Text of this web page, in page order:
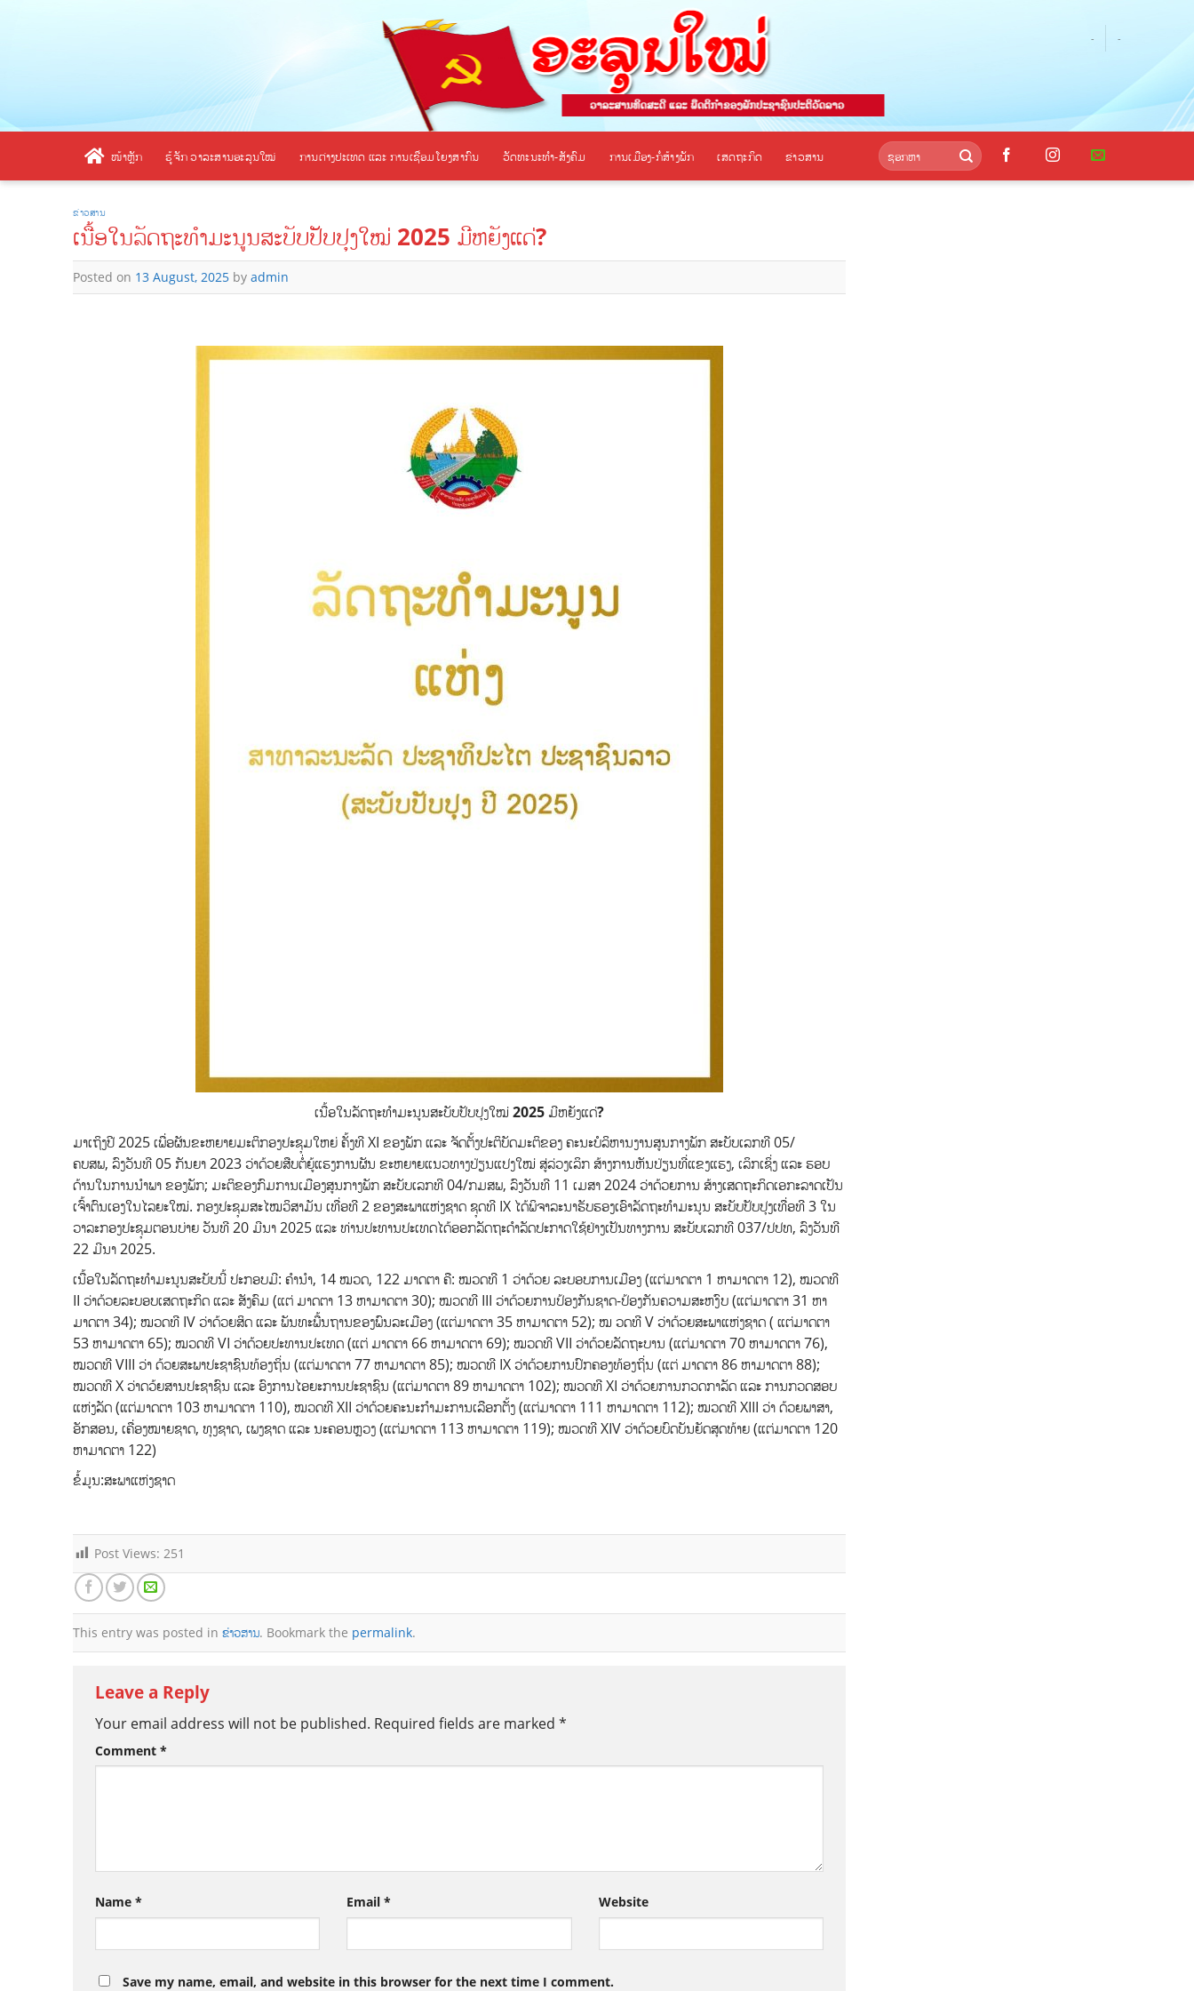
- -
ໜ້າຫຼັກ ຮູ້ຈັກ ວາລະສານອະລຸນໃໝ່ ການຕ່າງປະເທດ ແລະ ການເຊື່ອມໂຍງສາກົນ ວັດທະນະທຳ-ສັງຄົມ ການເມືອງ-ກໍ່ສ້າງພັກ ເສດຖະກິດ ຂ່າວສານ
ຂ່າວສານ
ເນື້ອໃນລັດຖະທຳມະນູນສະບັບປັບປຸງໃໝ່ 2025 ມີຫຍັງແດ່?
Posted on 13 August, 2025 by admin
ເນື້ອໃນລັດຖະທຳມະນູນສະບັບປັບປຸງໃໝ່ 2025 ມີຫຍັງແດ່?
ມາເຖິງປີ 2025 ເພື່ອຜັນຂະຫຍາຍມະຕິກອງປະຊຸມໃຫຍ່ ຄັ້ງທີ XI ຂອງພັກ ແລະ ຈັດຕັ້ງປະຕິບັດມະຕິຂອງ ຄະນະບໍລິຫານງານສູນກາງພັກ ສະບັບເລກທີ 05/
ຄບສພ, ລົງວັນທີ 05 ກັນຍາ 2023 ວ່າດ້ວຍສືບຕໍ່ຍູ້ແຮງການຜັນ ຂະຫຍາຍແນວທາງປ່ຽນແປງໃໝ່ ສູ່ລ່ວງເລິກ ສ້າງການຫັນປ່ຽນທີ່ແຂງແຮງ, ເລິກເຊິ່ງ ແລະ ຮອບ
ດ້ານໃນການນໍາພາ ຂອງພັກ; ມະຕິຂອງກົມການເມືອງສູນກາງພັກ ສະບັບເລກທີ 04/ກມສພ, ລົງວັນທີ 11 ເມສາ 2024 ວ່າດ້ວຍການ ສ້າງເສດຖະກິດເອກະລາດເປັນ
ເຈົ້າຕົນເອງໃນໄລຍະໃໝ່. ກອງປະຊຸມສະໄໝວິສາມັນ ເທື່ອທີ 2 ຂອງສະພາແຫ່ງຊາດ ຊຸດທີ IX ໄດ້ພິຈາລະນາຮັບຮອງເອົາລັດຖະທຳມະນູນ ສະບັບປັບປຸງເທື່ອທີ 3 ໃນ
ວາລະກອງປະຊຸມຕອນບ່າຍ ວັນທີ 20 ມີນາ 2025 ແລະ ທ່ານປະທານປະເທດໄດ້ອອກລັດຖະດຳລັດປະກາດໃຊ້ຢ່າງເປັນທາງການ ສະບັບເລກທີ 037/ປປທ, ລົງວັນທີ
22 ມີນາ 2025.
ເນື້ອໃນລັດຖະທຳມະນູນສະບັບນີ້ ປະກອບມີ: ຄໍານໍາ, 14 ໝວດ, 122 ມາດຕາ ຄື: ໝວດທີ 1 ວ່າດ້ວຍ ລະບອບການເມືອງ (ແຕ່ມາດຕາ 1 ຫາມາດຕາ 12), ໝວດທີ
II ວ່າດ້ວຍລະບອບເສດຖະກິດ ແລະ ສັງຄົມ (ແຕ່ ມາດຕາ 13 ຫາມາດຕາ 30); ໝວດທີ III ວ່າດ້ວຍການປ້ອງກັນຊາດ-ປ້ອງກັນຄວາມສະຫງົບ (ແຕ່ມາດຕາ 31 ຫາ
ມາດຕາ 34); ໝວດທີ IV ວ່າດ້ວຍສິດ ແລະ ພັນທະພື້ນຖານຂອງພົນລະເມືອງ (ແຕ່ມາດຕາ 35 ຫາມາດຕາ 52); ໝ ວດທີ V ວ່າດ້ວຍສະພາແຫ່ງຊາດ ( ແຕ່ມາດຕາ
53 ຫາມາດຕາ 65); ໝວດທີ VI ວ່າດ້ວຍປະທານປະເທດ (ແຕ່ ມາດຕາ 66 ຫາມາດຕາ 69); ໝວດທີ VII ວ່າດ້ວຍລັດຖະບານ (ແຕ່ມາດຕາ 70 ຫາມາດຕາ 76),
ໝວດທີ VIII ວ່າ ດ້ວຍສະພາປະຊາຊົນທ້ອງຖິ່ນ (ແຕ່ມາດຕາ 77 ຫາມາດຕາ 85); ໝວດທີ IX ວ່າດ້ວຍການປົກຄອງທ້ອງຖິ່ນ (ແຕ່ ມາດຕາ 86 ຫາມາດຕາ 88);
ໝວດທີ X ວ່າດວ້ຍສານປະຊາຊົນ ແລະ ອົງການໄອຍະການປະຊາຊົນ (ແຕ່ມາດຕາ 89 ຫາມາດຕາ 102); ໝວດທີ XI ວ່າດ້ວຍການກວດກາລັດ ແລະ ການກວດສອບ
ແຫ່ງລັດ (ແຕ່ມາດຕາ 103 ຫາມາດຕາ 110), ໝວດທີ XII ວ່າດ້ວຍຄະນະກຳມະການເລືອກຕັ້ງ (ແຕ່ມາດຕາ 111 ຫາມາດຕາ 112); ໝວດທີ XIII ວ່າ ດ້ວຍພາສາ,
ອັກສອນ, ເຄື່ອງໝາຍຊາດ, ທຸງຊາດ, ເພງຊາດ ແລະ ນະຄອນຫຼວງ (ແຕ່ມາດຕາ 113 ຫາມາດຕາ 119); ໝວດທີ XIV ວ່າດ້ວຍບົດບັນຍັດສຸດທ້າຍ (ແຕ່ມາດຕາ 120
ຫາມາດຕາ 122)
ຂໍ້ມູນ:ສະພາແຫ່ງຊາດ
Post Views: 251
This entry was posted in ຂ່າວສານ. Bookmark the permalink.
Leave a Reply
Your email address will not be published. Required fields are marked *
Comment *
Name * Email* Website
Save my name, email, and website in this browser for the next time I comment.